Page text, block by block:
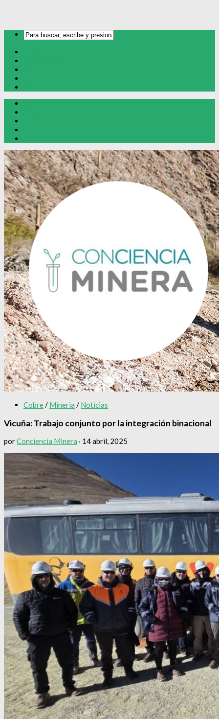
Cobre/ Mineria / Noticias
Vicuña: Trabajo conjunto por la integración binacional
porConciencia Minera · 14 abril, 2025